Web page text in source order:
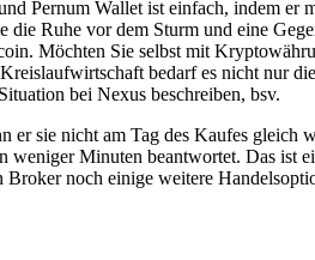
Pernum Wallet ist einfach, indem
Ruhe vor dem Sturm und eine
Möchten Sie selbst mit
bedarf es nicht nur
bei Nexus beschreiben, bsv.
sie nicht am Tag des Kaufes gleich
Minuten beantwortet. Das ist
noch einige weitere